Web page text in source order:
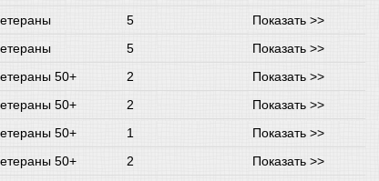
5
Показать >>
5
Показать >>
50+ 2
Показать >>
50+ 2
Показать >>
50+ 1
Показать >>
50+ 2
Показать >>